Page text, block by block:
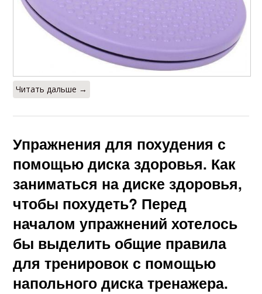
Читать дальше →
Упражнения для похудения с
помощью диска здоровья. Как
заниматься на диске здоровья,
чтобы похудеть? Перед
началом упражнений хотелось
бы выделить общие правила
для тренировок с помощью
напольного диска тренажера.